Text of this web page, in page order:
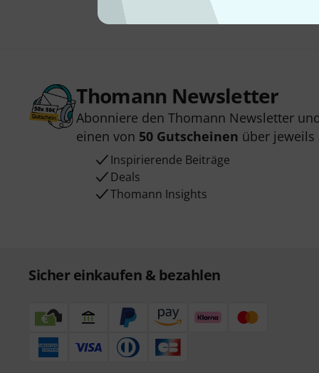
Thomann Newsletter
Abonniere den Thomann Newsletter
einen von 50 Gutscheinen über jeweils
Inspirierende Beiträge
Deals
Thomann Insights
Sicher einkaufen & bezahlen